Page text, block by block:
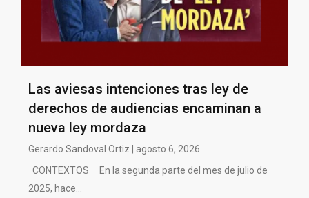
Las aviesas intenciones tras ley de
derechos de audiencias encaminan a
nueva ley mordaza
Gerardo Sandoval Ortiz | agosto 6, 2026
CONTEXTOS En la segunda parte del mes de julio de
2025, hace...